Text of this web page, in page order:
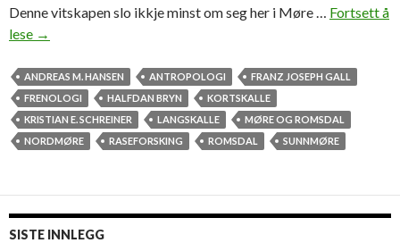
Denne vitskapen slo ikkje minst om seg her i Møre … Fortsett å
lese F
e
n
o
l
–
→
ANDREAS M. HANSEN ANTROPOLOGI
FRANZ JOSEPH GALL
FRENOLOGI
HALFDAN BRYN
KORTSKALLE
KRISTIAN E. SCHREINER
LANGSKALLE
MØRE OG ROMSDAL
NORDMØRE
RASEFORSKING ROMSDAL SUNNMØRE
SISTE INNLEGG